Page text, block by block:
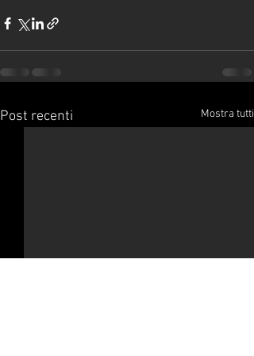
Post recenti Mostra tutti